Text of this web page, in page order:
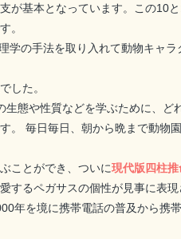
が基本となっています。この
。
学の手法を取り入れて動物キャ
した。
生態や性質などを学ぶために、
。 毎日毎日、朝から晩まで動
ことができ、ついに現代版四柱
するペガサスの個性が見事に表
年を境に携帯電話の普及から携